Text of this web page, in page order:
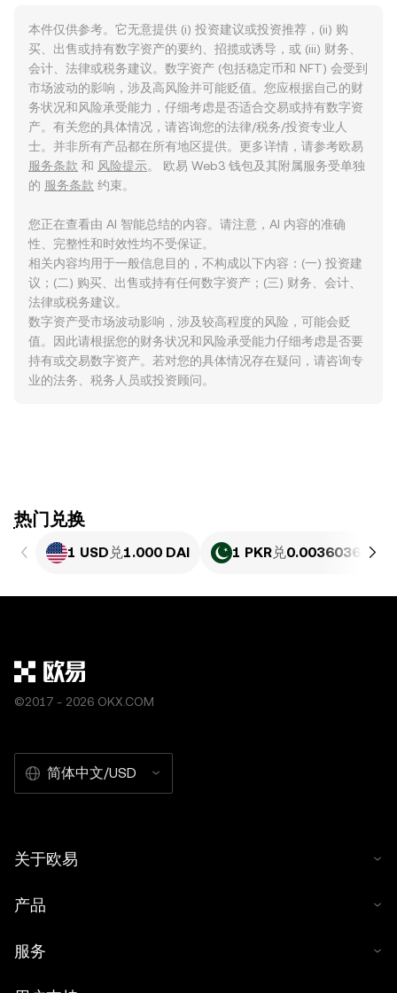
本件仅供参考。它无意提供 (i) 投资建议或投资推荐，(ii) 购
买、出售或持有数字资产的要约、招揽或诱导，或 (iii) 财务、
会计、法律或税务建议。数字资产 (包括稳定币和 NFT) 会受到
市场波动的影响，涉及高风险并可能贬值。您应根据自己的财
务状况和风险承受能力，仔细考虑是否适合交易或持有数字资
产。有关您的具体情况，请咨询您的法律/税务/投资专业人
士。并非所有产品都在所有地区提供。更多详情，请参考欧易
服务条款 和 风险提示。 欧易 Web3 钱包及其附属服务受单独
的 服务条款 约束。
您正在查看由 AI 智能总结的内容。请注意，AI 内容的准确
性、完整性和时效性均不受保证。
相关内容均用于一般信息目的，不构成以下内容：(一) 投资建
议；(二) 购买、出售或持有任何数字资产；(三) 财务、会计、
法律或税务建议。
数字资产受市场波动影响，涉及较高程度的风险，可能会贬
值。因此请根据您的财务状况和风险承受能力仔细考虑是否要
持有或交易数字资产。若对您的具体情况存在疑问，请咨询专
业的法务、税务人员或投资顾问。
ִִִִִִִִִִִִִִִִִִִִִִִִִִִִִִִִִִִִִִִִִִִִִִִִ热门兑换
1 USD 兑1.000 DAI 1 PKR兑0.0036036 DAI
©2017 - 2026 OKX.COM
简体中文/USD
关于欧易
产品
服务